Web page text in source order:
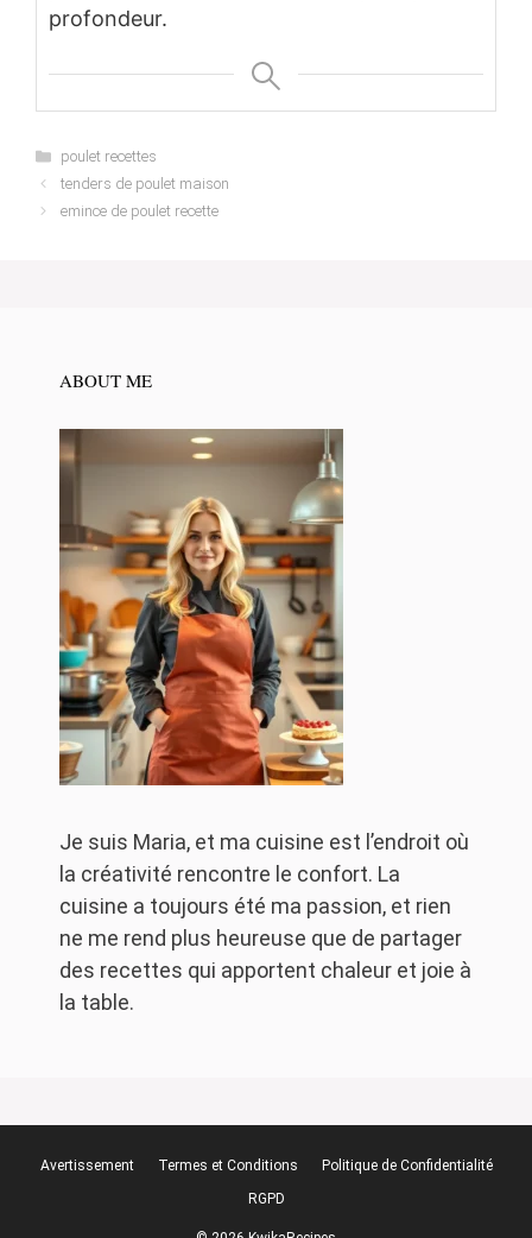
profondeur.
Categories
poulet recettes
tenders de poulet maison
emince de poulet recette
ABOUT ME
Je suis Maria, et ma cuisine est l’endroit où
la créativité rencontre le confort. La
cuisine a toujours été ma passion, et rien
ne me rend plus heureuse que de partager
des recettes qui apportent chaleur et joie à
la table.
Avertissement Termes et Conditions
Politique de Confidentialité
RGPD